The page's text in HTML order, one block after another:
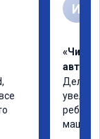
И
«Чип
Делали
ребята
машина